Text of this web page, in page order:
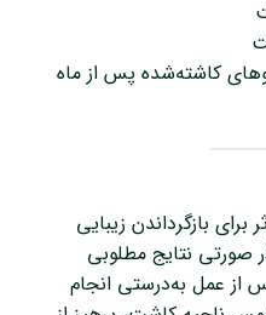
کاشته‌شده پس از ماه
بازگرداندن زیبایی
صورتی نتایج مطلوبی
عمل به‌درستی انجام